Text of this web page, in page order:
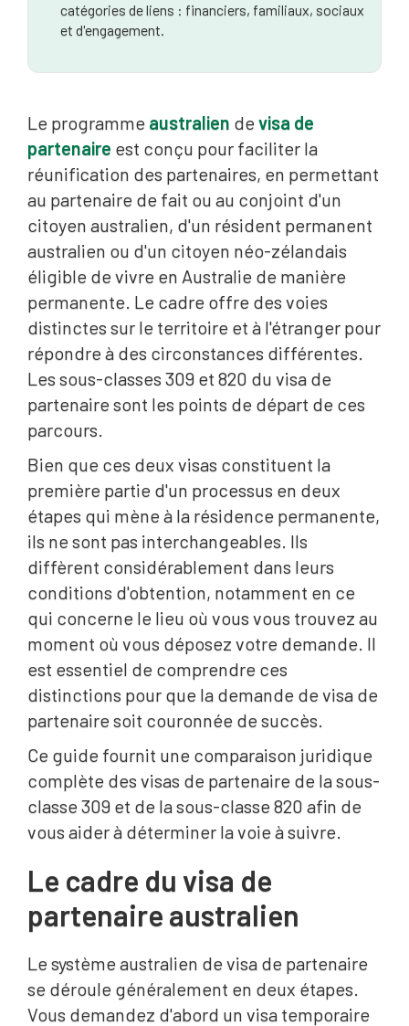
catégories de liens : financiers, familiaux, sociaux
et d'engagement.
Le programme australien devisa de
partenaire est conçu pour faciliter la
réunification des partenaires, en permettant
au partenaire de fait ou au conjoint d'un
citoyen australien, d'un résident permanent
australien ou d'un citoyen néo-zélandais
éligible de vivre en Australie de manière
permanente. Le cadre offre des voies
distinctes sur le territoire et à l'étranger pour
répondre à des circonstances différentes.
Les sous-classes 309 et 820 du visa de
partenaire sont les points de départ de ces
parcours.
Bien que ces deux visas constituent la
première partie d'un processus en deux
étapes qui mène à la résidence permanente,
ils ne sont pas interchangeables. Ils
diffèrent considérablement dans leurs
conditions d'obtention, notamment en ce
qui concerne le lieu où vous vous trouvez au
moment où vous déposez votre demande. Il
est essentiel de comprendre ces
distinctions pour que la demande de visa de
partenaire soit couronnée de succès.
Ce guide fournit une comparaison juridique
complète des visas de partenaire de la sous-
classe 309 et de la sous-classe 820 afin de
vous aider à déterminer la voie à suivre.
Le cadre du visa de
partenaire australien
Le système australien de visa de partenaire
se déroule généralement en deux étapes.
Vous demandez d'abord un visa temporaire